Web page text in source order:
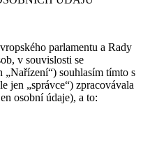
parlamentu a Rady
v souvislosti se
„Nařízení“) souhlasím tímto s
jen „správce“) zpracovávala
osobní údaje), a to: